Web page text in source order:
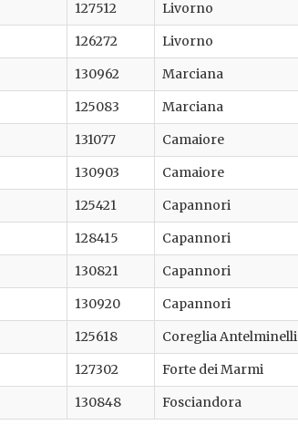
127512 Livorno
126272 Livorno
130962 Marciana
125083 Marciana
131077 Camaiore
130903 Camaiore
125421 Capannori
128415 Capannori
130821 Capannori
130920 Capannori
125618 Coreglia Antelminelli
127302 Forte dei Marmi
130848 Fosciandora